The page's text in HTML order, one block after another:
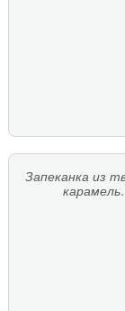
Запеканка из